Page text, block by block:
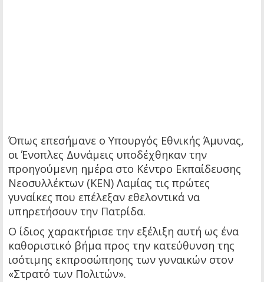
Όπως επεσήμανε ο Υπουργός Εθνικής Άμυνας,
οι Ένοπλες Δυνάμεις υποδέχθηκαν την
προηγούμενη ημέρα στο Κέντρο Εκπαίδευσης
Νεοσυλλέκτων (ΚΕΝ) Λαμίας τις πρώτες
γυναίκες που επέλεξαν εθελοντικά να
υπηρετήσουν την Πατρίδα.
Ο ίδιος χαρακτήρισε την εξέλιξη αυτή ως ένα
καθοριστικό βήμα προς την κατεύθυνση της
ισότιμης εκπροσώπησης των γυναικών στον
«Στρατό των Πολιτών».